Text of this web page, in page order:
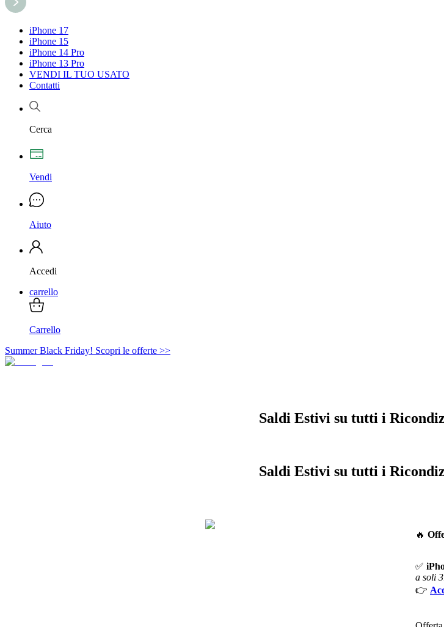
iPhone 17
iPhone 15
iPhone 14 Pro
iPhone 13 Pro
VENDI IL TUO USATO
Contatti
Cerca
Vendi
Aiuto
Accedi
carrello
Carrello
Summer Black Friday! Scopri le offerte >>
Saldi Estivi su tutti i
Saldi Estivi su tutti i
🔥
✅
a soli
👉